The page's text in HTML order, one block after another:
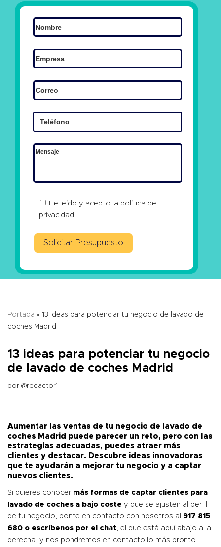
He leído y acepto la política de
privacidad
Portada » 13 ideas para potenciar tu negocio de lavado de
coches Madrid
13 ideas para potenciar tu negocio
de lavado de coches Madrid
por @redactor1
Aumentar las ventas de tu negocio de lavado de
coches Madrid puede parecer un reto, pero con las
estrategias adecuadas, puedes atraer más
clientes y destacar. Descubre ideas innovadoras
que te ayudarán a mejorar tu negocio y a captar
nuevos clientes.
Si quieres conocer más formas de captar clientes para
lavado de coches a bajo coste y que se ajusten al perfil
de tu negocio, ponte en contacto con nosotros al 917 815
680 o escríbenos por el chat , el que está aquí abajo a la
derecha, y nos pondremos en contacto lo más pronto